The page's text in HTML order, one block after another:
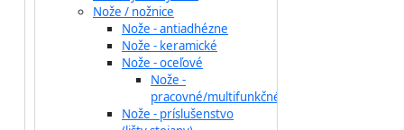
Nože / nožnice
Nože - antiadhézne
Nože - keramické
Nože - oceľové
Nože -
pracovné/multifunkčné
Nože - príslušenstvo